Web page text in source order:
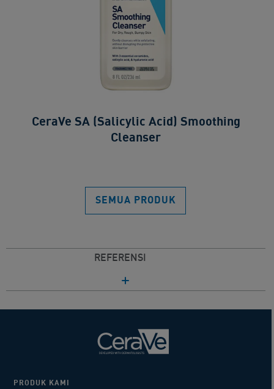
CeraVe SA (Salicylic Acid) Smoothing
Cleanser​
SEMUA PRODUK​
REFERENSI
PRODUK KAMI